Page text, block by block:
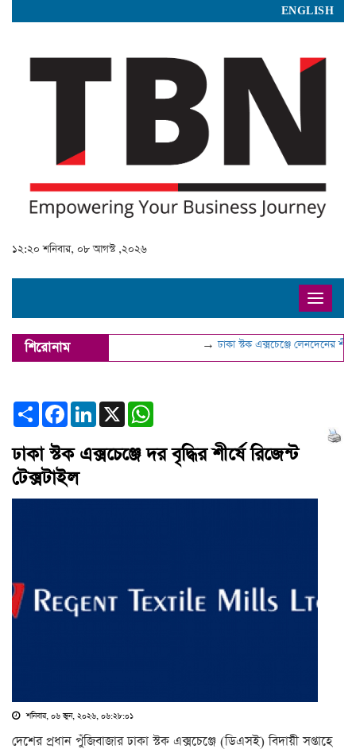
ENGLISH
১২:২০ শনিবার, ০৮ আগস্ট ,২০২৬
Toggle
শিরোনাম →ঢাকা স্টক এক্সচেঞ্জে লেনদেনের শীর্ষে
Share FacebookLinkedIn
X
ঢাকা স্টক এক্সচেঞ্জে দর বৃদ্ধির শীর্ষে রিজেন্ট
টেক্সটাইল
শনিবার, ০৬ জুন, ২০২৬, ০৬:২৮:০১
দেশের প্রধান পুঁজিবাজার ঢাকা স্টক এক্সচেঞ্জে (ডিএসই) বিদায়ী সপ্তাহে